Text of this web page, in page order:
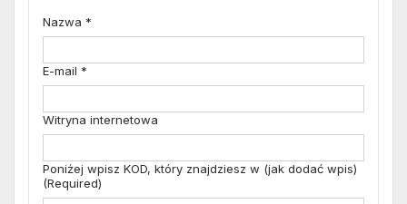
Nazwa *
E-mail *
Witryna internetowa
Poniżej wpisz KOD, który znajdziesz w (jak dodać wpis)
(Required)